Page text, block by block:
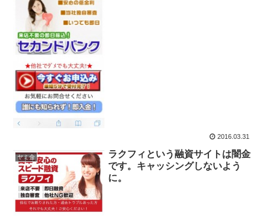
2016.03.31
ヤミ金
ラクフィという融資サイトは闇金
です。キャッシングしないよう
に。